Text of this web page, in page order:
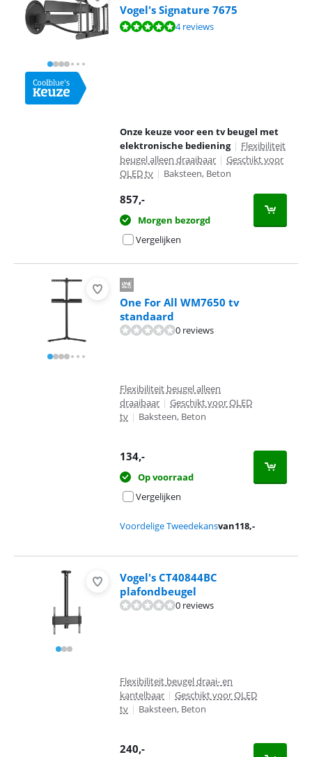
Vogel's Signature 7675
Beoordeling is 9,6 van de 10, gebaseerd op 4 reviews.
4 reviews
Onze keuze voor een tv beugel met
elektronische bediening | Flexibiliteit
beugel alleen draaibaar | Geschikt voor
OLED tv | Baksteen, Beton
857,-
Morgen bezorgd
Vergelijken
One For All WM7650 tv
standaard
0 reviews
Flexibiliteit beugel alleen
draaibaar | Geschikt voor OLED
tv | Baksteen, Beton
134,-
Op voorraad
Vergelijken
Voordelige Tweedekansvan118,-
Vogel's CT40844BC
plafondbeugel
0 reviews
Flexibiliteit beugel draai- en
kantelbaar | Geschikt voor OLED
tv | Baksteen, Beton
240,-